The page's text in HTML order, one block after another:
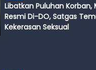
Libatkan Puluhan Korban,
Resmi Di-DO, Satgas
Kekerasan Seksual